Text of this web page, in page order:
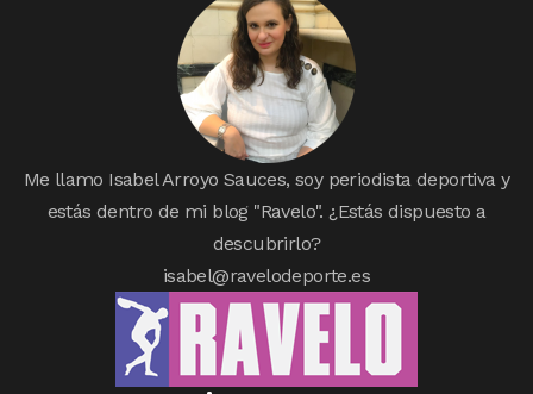
Me llamo Isabel Arroyo Sauces, soy periodista deportiva y
estás dentro de mi blog "Ravelo". ¿Estás dispuesto a
descubrirlo?
isabel@ravelodeporte.es